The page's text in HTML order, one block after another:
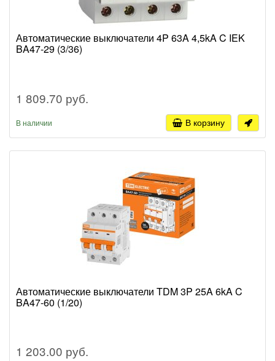
Автоматические выключатели 4P 63A 4,5kA C IEK
BA47-29 (3/36)
1 809.70 руб.
В наличии В корзину
Автоматические выключатели TDM 3P 25A 6kA C
BA47-60 (1/20)
1 203.00 руб.